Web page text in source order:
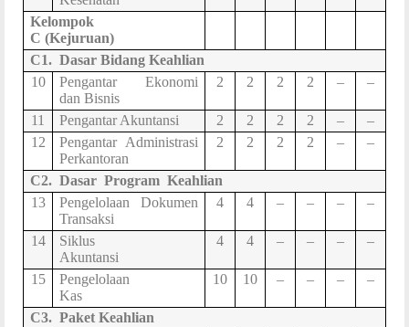
Kelompok
C (Kejuruan)
C1. Dasar BidangKeahlian
10
Pengantar Ekonomi
dan Bisnis
2 2 2 2 – –
11 Pengantar Akuntansi 2 2 2 2 –
–
12
Pengantar Administrasi
Perkantoran
2 2 2 2 – –
C2. Dasar Program Keahlian
13
Pengelolaan Dokumen
Transaksi
4 4 – – – –
14
Siklus
Akuntansi
4 4 – – – –
15
Pengelolaan
Kas
10 10 – – – –
C3. Paket Keahlian